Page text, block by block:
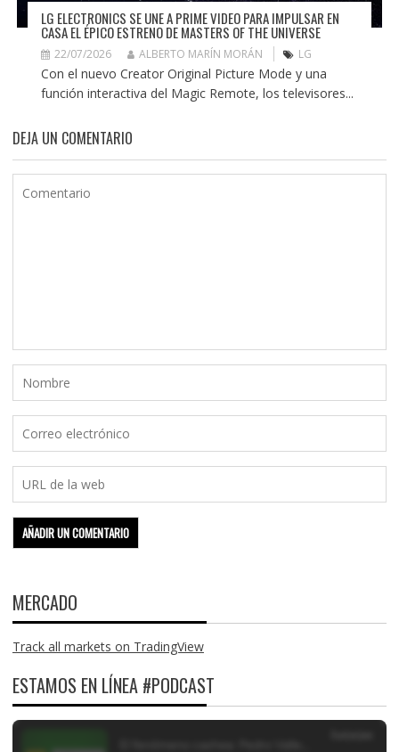
LG ELECTRONICS SE UNE A PRIME VIDEO PARA IMPULSAR EN
CASA EL ÉPICO ESTRENO DE MASTERS OF THE UNIVERSE
22/07/2026 ALBERTO MARÍN MORÁN LG
Con el nuevo Creator Original Picture Mode y una
función interactiva del Magic Remote, los televisores...
DEJA UN COMENTARIO
MERCADO
Track all markets on TradingView
ESTAMOS EN LÍNEA #PODCAST